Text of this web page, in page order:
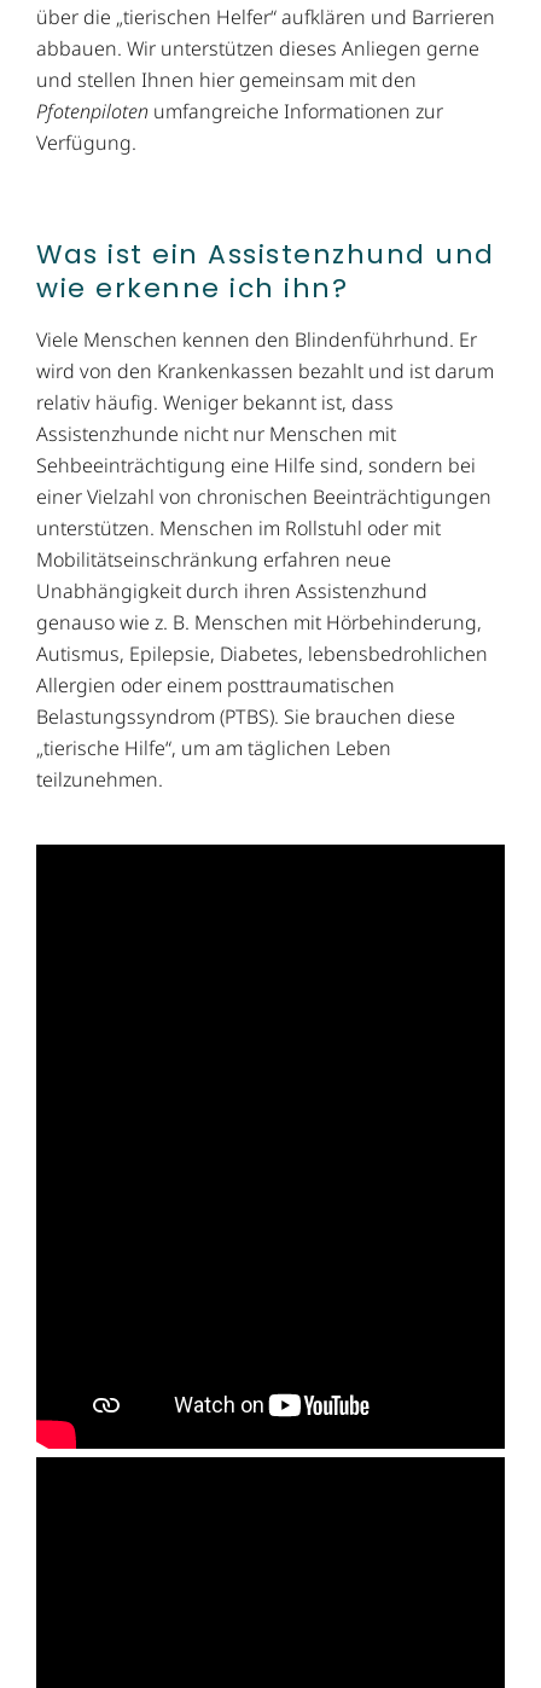
über die „tierischen Helfer“ aufklären und Barrieren
abbauen. Wir unterstützen dieses Anliegen gerne
und stellen Ihnen hier gemeinsam mit den
Pfotenpiloten umfangreiche Informationen zur
Verfügung.
Was ist ein Assistenzhund und
wie erkenne ich ihn?
Viele Menschen kennen den Blindenführhund. Er
wird von den Krankenkassen bezahlt und ist darum
relativ häufig. Weniger bekannt ist, dass
Assistenzhunde nicht nur Menschen mit
Sehbeeinträchtigung eine Hilfe sind, sondern bei
einer Vielzahl von chronischen Beeinträchtigungen
unterstützen. Menschen im Rollstuhl oder mit
Mobilitätseinschränkung erfahren neue
Unabhängigkeit durch ihren Assistenzhund
genauso wie z. B. Menschen mit Hörbehinderung,
Autismus, Epilepsie, Diabetes, lebensbedrohlichen
Allergien oder einem posttraumatischen
Belastungssyndrom (PTBS). Sie brauchen diese
„tierische Hilfe“, um am täglichen Leben
teilzunehmen.